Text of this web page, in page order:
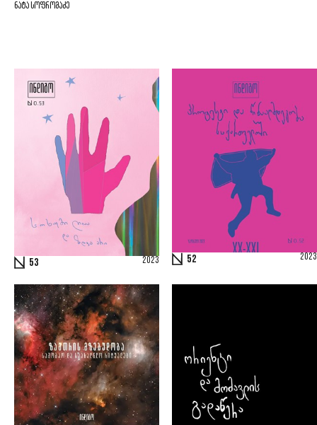
ნატა სოფრომაძე
53 2023 52 2023